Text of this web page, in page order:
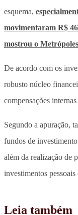
esquema,
movimentaram R$
mostrou o Metrópoles
De acordo com os
robusto núcleo
compensações
Segundo a apuração,
fundos de
além da realização de
investimentos
Leia também